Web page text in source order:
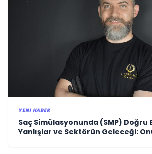
YENI HABER
Saç Simülasyonunda (SMP) Doğru
Yanlışlar ve Sektörün Geleceği: